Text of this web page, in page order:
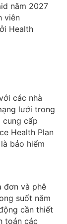
năm 2027
viên
Health
các nhà
lưới trong
cung cấp
Health Plan
bảo hiểm
đơn và phê
suốt năm
cần thiết
toán các